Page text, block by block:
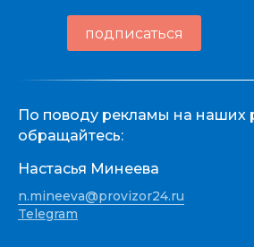
подписаться
По поводу рекламы на наших
обращайтесь:
Настасья Минеева
n.mineeva@provizor24.ru
Telegram